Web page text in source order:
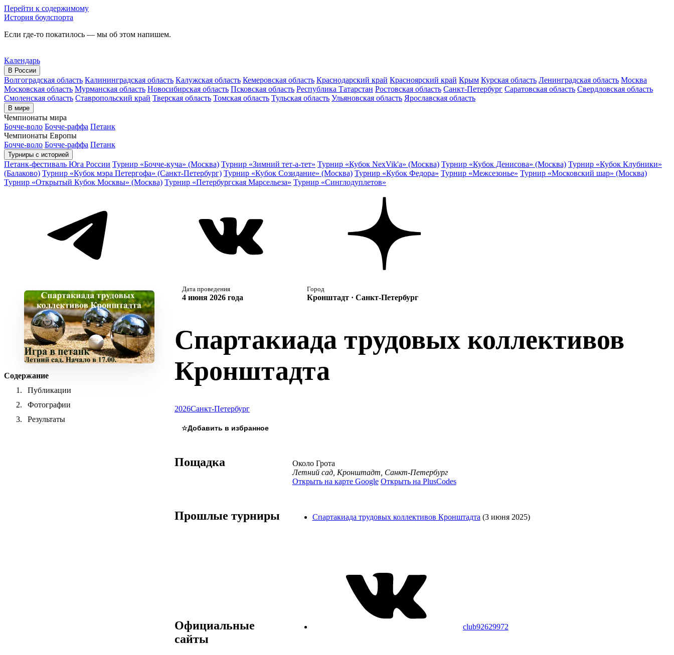
Перейти к содержимому
История боулспорта
Если где-то покатилось — мы об этом напишем.
Календарь
В России
Волгоградская область Калининградская область Калужская область Кемеровская область Краснодарский край Красноярский край Крым Курская область Ленинградская область Москва
Московская область Мурманская область Новосибирская область Псковская область Республика Татарстан Ростовская область Санкт-Петербург Саратовская область Свердловская область
Смоленская область Ставропольский край Тверская область Томская область Тульская область Ульяновская область Ярославская область
В мире
Чемпионаты мира
Бочче-воло Бочче-раффа Петанк
Чемпионаты Европы
Бочче-воло Бочче-раффа Петанк
Турниры с историей
Петанк-фестиваль Юга России Турнир «Бочче-куча» (Москва) Турнир «Зимний тет-а-тет» Турнир «Кубок NexVik'a» (Москва) Турнир «Кубок Денисова» (Москва) Турнир «Кубок Клубники»
(Балаково) Турнир «Кубок мэра Петергофа» (Санкт-Петербург) Турнир «Кубок Созидание» (Москва) Турнир «Кубок Федора» Турнир «Межсезонье» Турнир «Московский шар» (Москва)
Турнир «Открытый Кубок Москвы» (Москва) Турнир «Петербургская Марсельеза» Турнир «Синглодуплетов»
Содержание
Публикации
Фотографии
Результаты
Дата проведения
4 июня 2026 года
Город
Кронштадт · Санкт-Петербург
Спартакиада трудовых коллективов
Кронштадта
2026Санкт-Петербург
☆
Пощадка
Около Грота
Летний сад, Кронштадт, Санкт-Петербург
Открыть на карте Google Открыть на PlusCodes
Прошлые турниры Спартакиада трудовых коллективов Кронштадта (3 июня 2025)
Официальные
сайты
club92629972